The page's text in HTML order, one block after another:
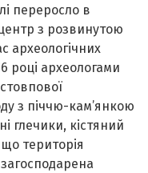
переросло в
з розвинутою
археологічних
році археологами
з піччю-кам’янкою
глечики, кістяний
що територія